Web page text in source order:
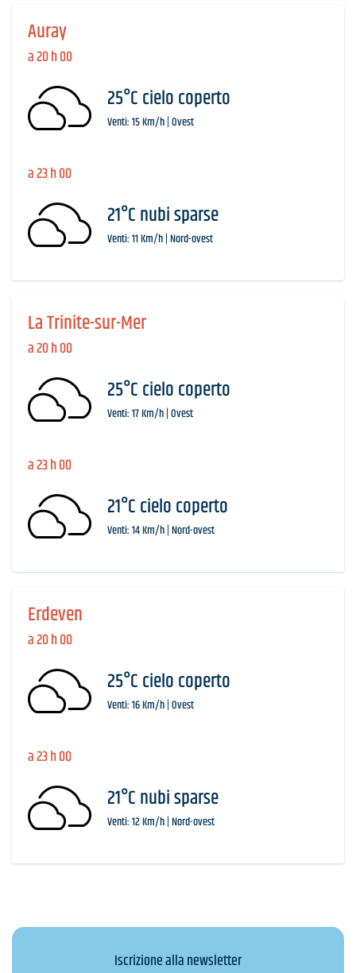
Auray
a 20 h 00
25°C cielo coperto
Venti: 15 Km/h | Ovest
a 23 h 00
21°C nubi sparse
Venti: 11 Km/h | Nord-ovest
La Trinite-sur-Mer
a 20 h 00
25°C cielo coperto
Venti: 17 Km/h | Ovest
a 23 h 00
21°C cielo coperto
Venti: 14 Km/h | Nord-ovest
Erdeven
a 20 h 00
25°C cielo coperto
Venti: 16 Km/h | Ovest
a 23 h 00
21°C nubi sparse
Venti: 12 Km/h | Nord-ovest
Iscrizione alla newsletter